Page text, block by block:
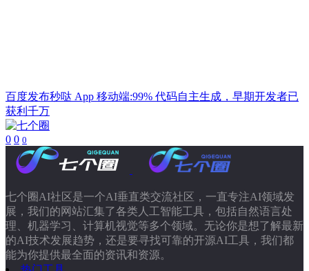
百度发布秒哒 App 移动端:99% 代码自主生成，早期开发者已
获利千万
0 0 0
七个圈AI社区是一个AI垂直类交流社区，一直专注AI领域发
展，我们的网站汇集了各类人工智能工具，包括自然语言处
理、机器学习、计算机视觉等多个领域。无论你是想了解最新
的AI技术发展趋势，还是要寻找可靠的开源AI工具，我们都
能为你提供最全面的资讯和资源。